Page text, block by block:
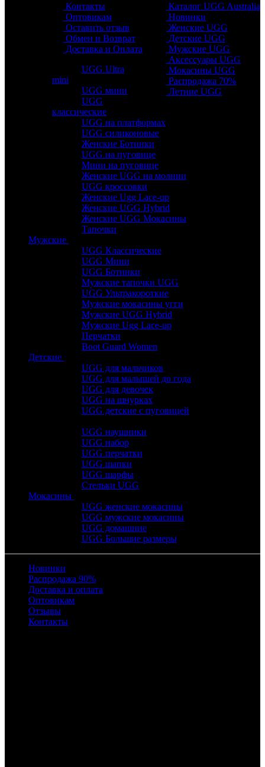
Каталог UGG Australia
Новинки
Женские UGG
Детские UGG
Мужские UGG
Аксессуары UGG
Мокасины UGG
Распродажа 70%
Летние UGG
Контакты
Оптовикам
Оставить отзыв
Обмен и Возврат
Доставка и Оплата
UGG Ultra
mini
UGG мини
UGG
классические
UGG на платформах
UGG силиконовые
Женские Ботинки
UGG на пуговице
Мини на пуговице
Женские UGG на молнии
UGG кроссовки
Женские Ugg Lace-up
Женские UGG Hybrid
Женские UGG Мокасины
Тапочки
Мужские
UGG Классические
UGG Мини
UGG Ботинки
Мужские тапочки UGG
UGG Ультракороткие
Мужские мокасины угги
Мужские UGG Hybrid
Мужские Ugg Lace-up
Перчатки
Boot Guard Women
Детские
UGG для мальчиков
UGG для малышей до года
UGG для девочек
UGG на шнурках
UGG детские с пуговицей
UGG наушники
UGG набор
UGG перчатки
UGG шапки
UGG шарфы
Стельки UGG
Мокасины
UGG женские мокасины
UGG мужские мокасины
UGG домашние
UGG Большие размеры
Новинки
Распродажа 90%
Доставка и оплата
Оптовикам
Отзывы
Контакты